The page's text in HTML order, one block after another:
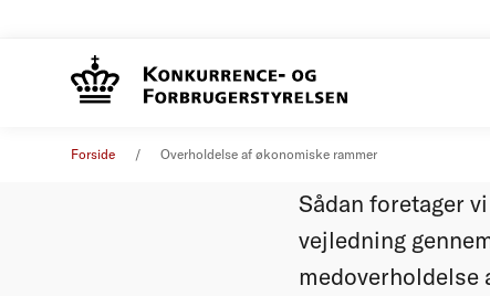
Forside Overholdelse af økonomiske rammer
Sådan foretager
vejledning
medoverholdelse